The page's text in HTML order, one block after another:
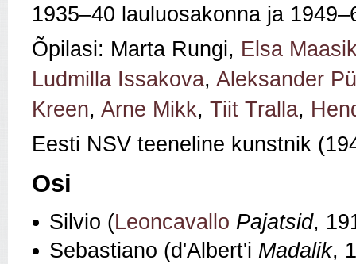
1935‒40 lauluosakonna ja
Õpilasi: Marta Rungi, Elsa
Ludmilla Issakova, Aleksander
Kreen, Arne Mikk, Tiit Tralla,
Eesti NSV teeneline kunstnik
Osi
Silvio (Leoncavallo Pajatsid,
Sebastiano (d'Albert'i Madalik,